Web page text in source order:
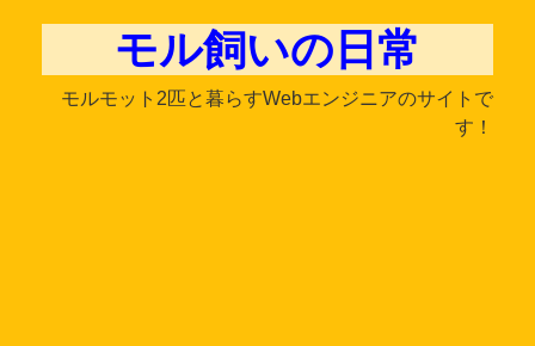
モル飼いの日常
モルモット2匹と暮らすWebエンジニアのサイトで
す！